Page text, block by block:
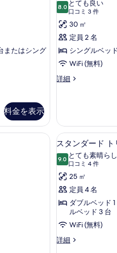
示
す
る
またはシング
料金を表示
ペ
リ
ア
ツ
イ
ン
ム
シ
ン
グ
ル
ベ
ッ
ド
2
台
の
8.010 点中 8.0
とても良い
口コミ 3 件
(口
コ
ミ
3
件)
30 ㎡
定員 2 名
シングルベッ
WiFi (無料)
詳細
ス
ツ
イ
ン
ー
シ
ン
ル
ッ
2
ム、エジプト綿のシーツ、高級寝具、ミ
ス
タ
ン
ダ
ー
ド
リ
プ
7
スタンダード
9.010 点中 9.0
とても素晴ら
口コミ 4 件
(口
コ
ミ
4
件)
25 ㎡
定員 4 名
ダブルベッド
ルベッド 3 台
WiFi (無料)
詳細
ス